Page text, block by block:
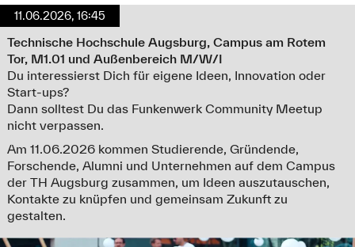
11.06.2026, 16:45
Technische Hochschule Augsburg, Campus am Rotem
Tor, M1.01 und Außenbereich M/W/I
Du interessierst Dich für eigene Ideen, Innovation oder
Start-ups?
Dann solltest Du das Funkenwerk Community Meetup
nicht verpassen.
Am 11.06.2026 kommen Studierende, Gründende,
Forschende, Alumni und Unternehmen auf dem Campus
der TH Augsburg zusammen, um Ideen auszutauschen,
Kontakte zu knüpfen und gemeinsam Zukunft zu
gestalten.